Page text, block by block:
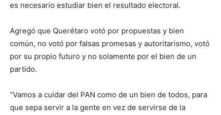
es necesario estudiar bien el resultado electoral.
Agregó que Querétaro votó por propuestas y bien
común, no votó por falsas promesas y autoritarismo, votó
por su propio futuro y no solamente por el bien de un
partido.
“Vamos a cuidar del PAN como de un bien de todos, para
que sepa servir a la gente en vez de servirse de la